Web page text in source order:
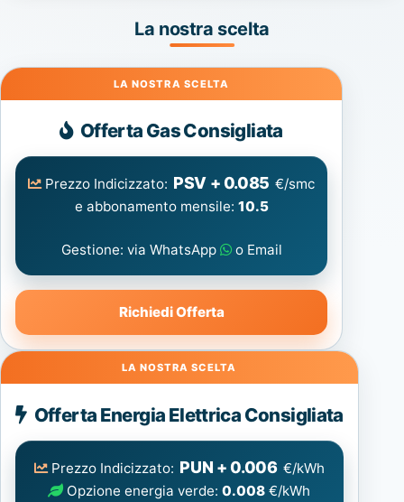
La nostra scelta
Gas
Offerta Gas Consigliata
Prezzo Indicizzato: PSV + 0.085 €/smc
e abbonamento mensile: 10.5
Gestione: via WhatsApp o Email
Richiedi Offerta
Energia
Elettrica
consigliata
Offerta Energia Elettrica Consigliata
Prezzo Indicizzato: PUN + 0.006 €/kWh
Opzione energia verde:0.008 €/kWh